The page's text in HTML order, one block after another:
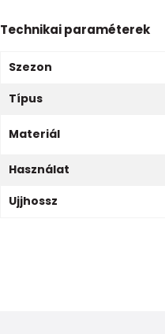
Technikai paraméterek
Szezon
Típus
Materiál
Használat
Ujjhossz